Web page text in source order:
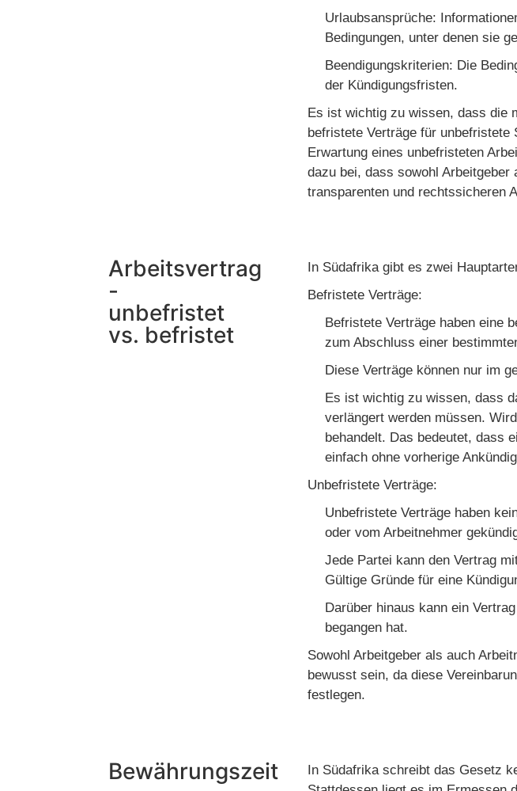
Urlaubsansprüche:
Bedingungen, unter denen sie
Beendigungskriterien: Die
der Kündigungsfristen.
Es ist wichtig zu wissen, dass die
befristete Verträge für
Erwartung eines unbefristeten
dazu bei, dass sowohl
transparenten und rechtssicheren
Arbeitsvertrag
-
unbefristet
vs. befristet
In Südafrika gibt es zwei
Befristete Verträge:
Befristete Verträge haben eine
zum Abschluss einer
Diese Verträge können nur im
Es ist wichtig zu wissen, dass
verlängert werden müssen.
behandelt. Das bedeutet, dass
einfach ohne vorherige
Unbefristete Verträge:
Unbefristete Verträge haben
oder vom Arbeitnehmer
Jede Partei kann den Vertrag
Gültige Gründe für eine
Darüber hinaus kann ein
begangen hat.
Sowohl Arbeitgeber als auch
bewusst sein, da diese
festlegen.
Bewährungszeit
In Südafrika schreibt das Gesetz